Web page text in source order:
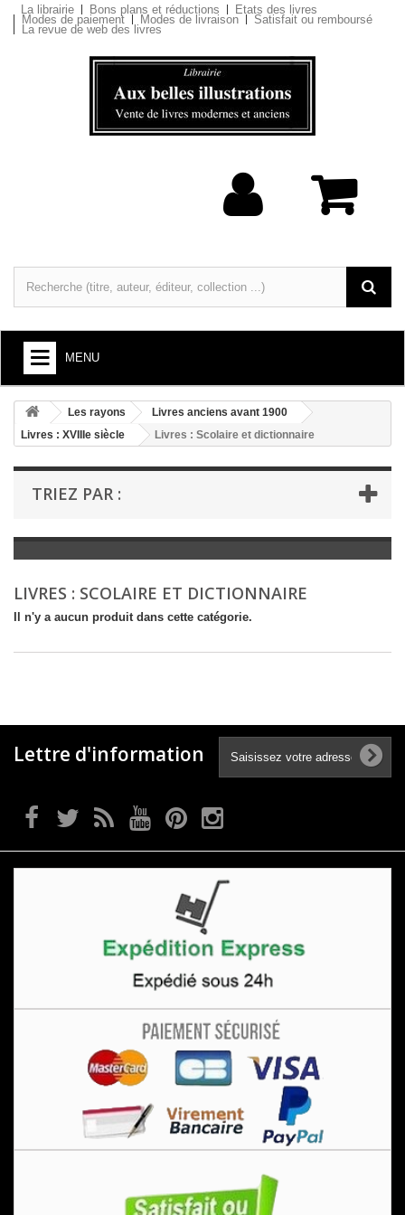
La librairie Bons plans et réductions Etats des livres
Modes de paiement Modes de livraison Satisfait ou remboursé
La revue de web des livres
MENU
+
LIVRES : ARTS ET SOCIÉTÉ
+
LIVRES : LITTÉRATURE
+
LIVRES : JEUNESSE
LIVRES ANCIENS AVANT 1900
Les rayons
Livres anciens avant 1900
Livres : XVIIIe siècle
Livres : Scolaire et dictionnaire
TRIEZ PAR :
LIVRES : SCOLAIRE ET DICTIONNAIRE
Il n'y a aucun produit dans cette catégorie.
Lettre d'information